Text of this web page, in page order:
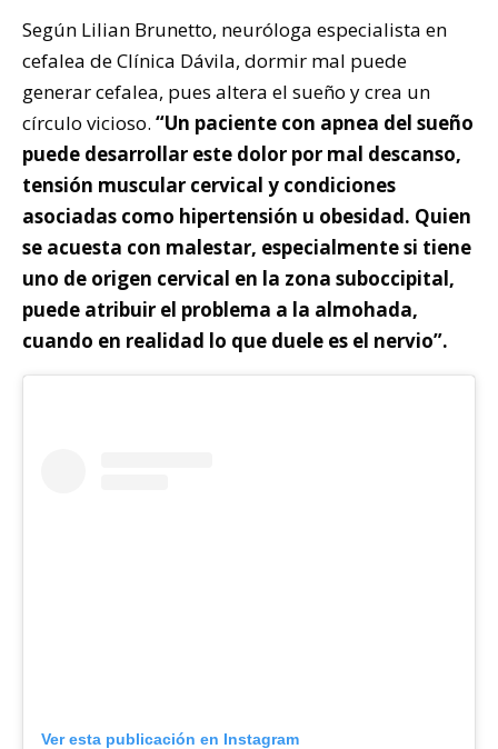
Según Lilian Brunetto, neuróloga especialista en
cefalea de Clínica Dávila, dormir mal puede
generar cefalea, pues altera el sueño y crea un
círculo vicioso. “Un paciente con apnea del sueño
puede desarrollar este dolor por mal descanso,
tensión muscular cervical y condiciones
asociadas como hipertensión u obesidad. Quien
se acuesta con malestar, especialmente si tiene
uno de origen cervical en la zona suboccipital,
puede atribuir el problema a la almohada,
cuando en realidad lo que duele es el nervio”.
Ver esta publicación en Instagram